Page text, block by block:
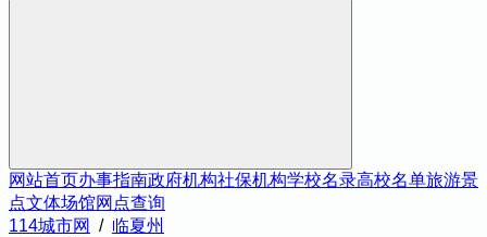
网站首页办事指南政府机构社保机构学校名录高校名单旅游景
点文体场馆网点查询
114城市网
/ 临夏州